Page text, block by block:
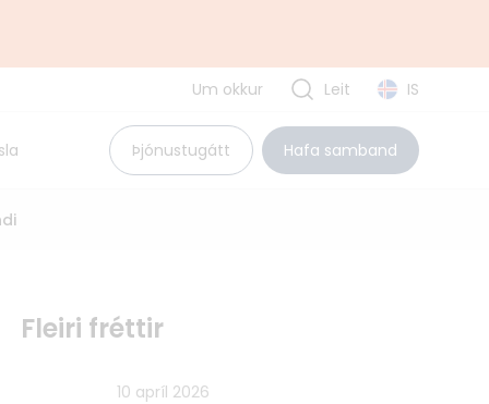
Uppbyggingarsjóður EES
Pólland
Um okkur Leit IS
Þjónustugátt Hafa samband
Fleiri fréttir
10 apríl 2026